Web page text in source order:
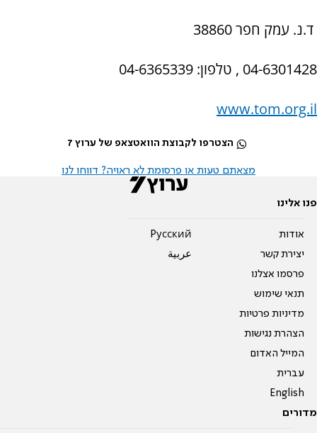
ד.נ. עמק חפר 38860
04-6301428 , טלפון: 04-6365339
www.tom.org.il
הצטרפו לקבוצת הוואטצאפ של ערוץ 7
מצאתם טעות או פרסומת לא ראויה? דווחו לנו
פנו אלינו
אודות
יצירת קשר
פרסמו אצלנו
תנאי שימוש
מדיניות פרטיות
הצהרת נגישות
המייל האדום
עברית
English
Pусский
عربية
מדורים